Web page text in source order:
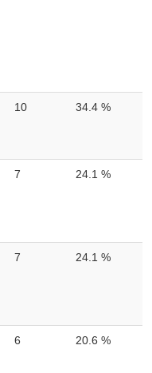
10 34.4 %
7 24.1 %
7 24.1 %
6 20.6 %